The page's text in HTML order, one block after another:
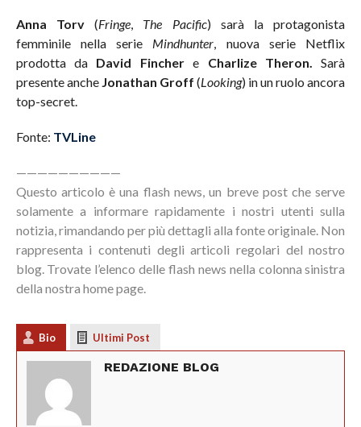
Anna Torv(Fringe, The Pacific) sarà la protagonista
femminile nella serie Mindhunter, nuova serie Netflix
prodotta da David Finchere Charlize Theron.Sarà
presente anche Jonathan Groff (Looking) in un ruolo ancora
top-secret.
Fonte: TVLine
——————————
Questo articolo è una flash news, un breve post che serve
solamente a informare rapidamente i nostri utenti sulla
notizia, rimandando per più dettagli alla fonte originale. Non
rappresenta i contenuti degli articoli regolari del nostro
blog. Trovate l’elenco delle flash news nella colonna sinistra
della nostra home page.
Bio Ultimi Post
REDAZIONE BLOG